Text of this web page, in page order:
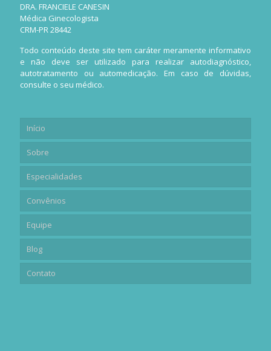
DRA. FRANCIELE CANESIN
Médica Ginecologista
CRM-PR 28442
Todo conteúdo deste site tem caráter meramente informativo
e não deve ser utilizado para realizar autodiagnóstico,
autotratamento ou automedicação. Em caso de dúvidas,
consulte o seu médico.
Início
Sobre
Especialidades
Convênios
Equipe
Blog
Contato